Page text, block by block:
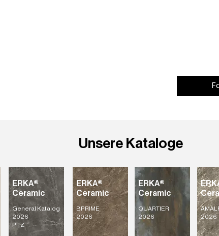
Unsere Kataloge
ERKA®
Ceramic
General Katalog
2026
P - Z
2026
ERKA®
Ceramic
QUARTIER
2026
ERKA®
Ceramic
BPRIME
2026